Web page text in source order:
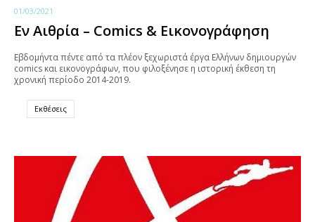
01/03/2021
Εν Αιθρία – Comics & Εικονογράφηση
Εβδομήντα πέντε από τα πλέον ξεχωριστά έργα Ελλήνων δημιουργών
comics και εικονογράφων, που φιλοξένησε η ιστορική έκθεση τη
χρονική περίοδο 2014-2019.
Εκθέσεις